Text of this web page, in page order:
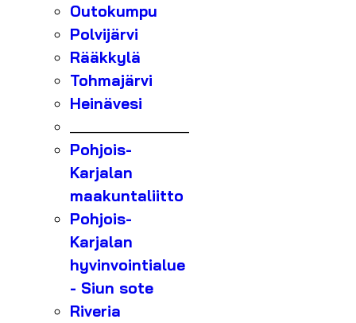
Outokumpu
Polvijärvi
Rääkkylä
Tohmajärvi
Heinävesi
Pohjois-
Karjalan
maakuntaliitto
Pohjois-
Karjalan
hyvinvointialue
- Siun sote
Riveria